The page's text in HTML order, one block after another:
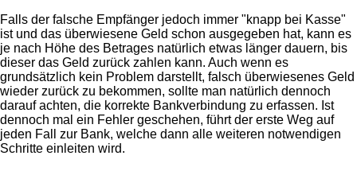
Falls der falsche Empfänger jedoch immer "knapp bei Kasse"
ist und das überwiesene Geld schon ausgegeben hat, kann es
je nach Höhe des Betrages natürlich etwas länger dauern, bis
dieser das Geld zurück zahlen kann. Auch wenn es
grundsätzlich kein Problem darstellt, falsch überwiesenes Geld
wieder zurück zu bekommen, sollte man natürlich dennoch
darauf achten, die korrekte Bankverbindung zu erfassen. Ist
dennoch mal ein Fehler geschehen, führt der erste Weg auf
jeden Fall zur Bank, welche dann alle weiteren notwendigen
Schritte einleiten wird.